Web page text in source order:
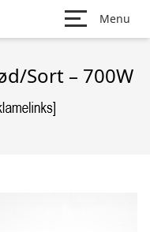
Menu
Sort – 700W